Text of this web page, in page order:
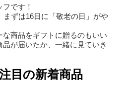
です！
ずは16日に「敬老の日」がや
商品をギフトに贈るのもいい
が届いたか、一緒に見ていき
目の新着商品